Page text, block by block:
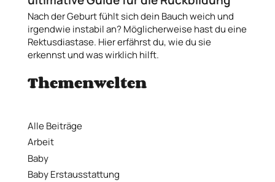
Nach der Geburt fühlt sich dein Bauch weich und
irgendwie instabil an? Möglicherweise hast du eine
Rektusdiastase. Hier erfährst du, wie du sie
erkennst und was wirklich hilft.
Themenwelten
Alle Beiträge
Arbeit
Baby
Baby Erstausstattung